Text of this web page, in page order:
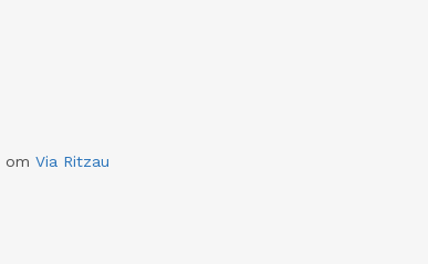
om Via Ritzau